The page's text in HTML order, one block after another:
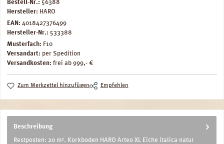
Bestell-Nr.: 56388
Hersteller: HARO
EAN: 4018427376499
Hersteller-Nr.: 533388
Musterfach: F10
Versandart: per Spedition
Versandkosten: frei ab 999,- €
Zum Merkzettel hinzufügen Empfehlen
Beschreibung
Restposten: 20 m². Korkboden HARO Arteo XL Eiche italica natur